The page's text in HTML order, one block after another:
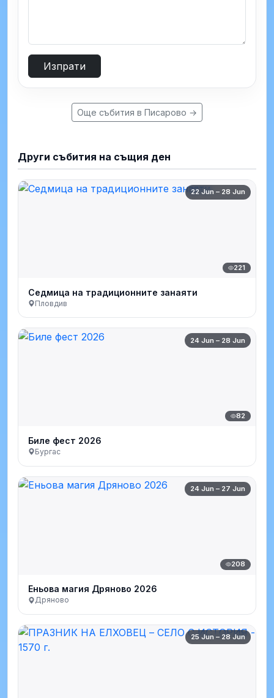
Изпрати
Още събития в Писарово →
Други събития на същия ден
22 Jun – 28 Jun
221
Седмица на традиционните занаяти
Пловдив
24 Jun – 28 Jun
82
Биле фест 2026
Бургас
24 Jun – 27 Jun
208
Еньова магия Дряново 2026
Дряново
25 Jun – 28 Jun